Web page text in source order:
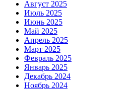
Август 2025
Июль 2025
Июнь 2025
Май 2025
Апрель 2025
Март 2025
Февраль 2025
Январь 2025
Декабрь 2024
Ноябрь 2024